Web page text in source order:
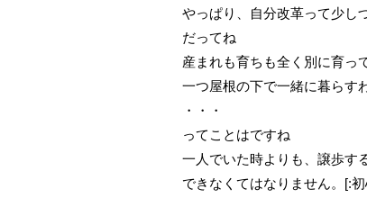
やっぱり、自分改革って少し
だってね
産まれも育ちも全く別に育っ
一つ屋根の下で一緒に暮らす
・・・
ってことはですね
一人でいた時よりも、譲歩す
できなくてはなりません。[: